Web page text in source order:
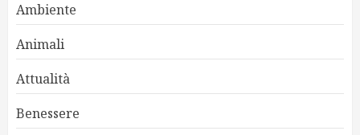
Ambiente
Animali
Attualità
Benessere